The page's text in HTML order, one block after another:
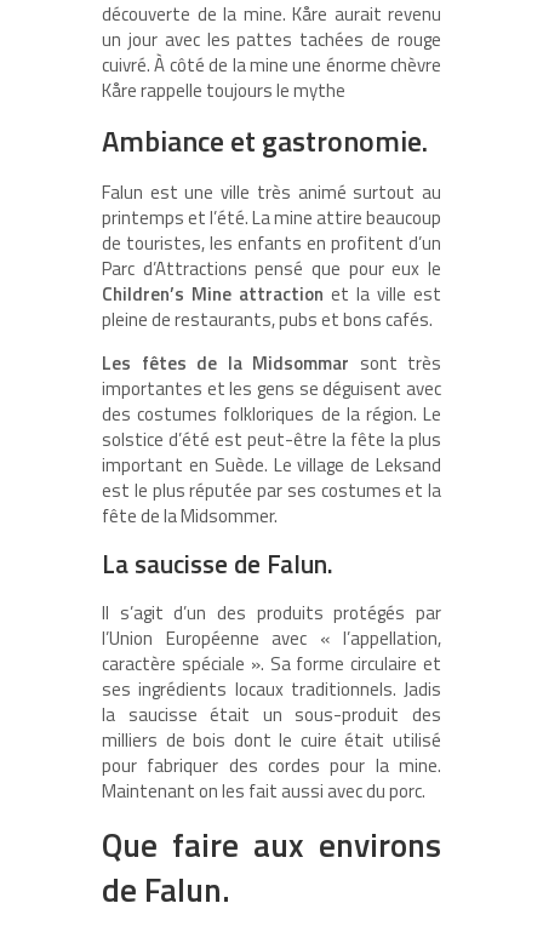
découverte de la mine. Kåre aurait revenu
un jour avec les pattes tachées de rouge
cuivré. À côté de la mine une énorme chèvre
Kåre rappelle toujours le mythe
Ambiance et gastronomie.
Falun est une ville très animé surtout au
printemps et l’été. La mine attire beaucoup
de touristes, les enfants en profitent d’un
Parc d’Attractions pensé que pour eux le
Children’s Mine attraction et la ville est
pleine de restaurants, pubs et bons cafés.
Les fêtes de la Midsommar sont très
importantes et les gens se déguisent avec
des costumes folkloriques de la région. Le
solstice d’été est peut-être la fête la plus
important en Suède. Le village de Leksand
est le plus réputée par ses costumes et la
fête de la Midsommer.
La saucisse de Falun.
Il s’agit d’un des produits protégés par
l’Union Européenne avec « l’appellation,
caractère spéciale ». Sa forme circulaire et
ses ingrédients locaux traditionnels. Jadis
la saucisse était un sous-produit des
milliers de bois dont le cuire était utilisé
pour fabriquer des cordes pour la mine.
Maintenant on les fait aussi avec du porc.
Que faire aux environs
de Falun.